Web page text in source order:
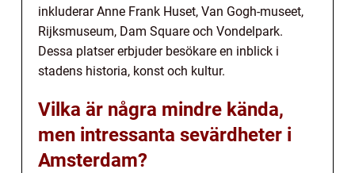
inkluderar Anne Frank Huset, Van Gogh-museet,
Rijksmuseum, Dam Square och Vondelpark.
Dessa platser erbjuder besökare en inblick i
stadens historia, konst och kultur.
Vilka är några mindre kända,
men intressanta sevärdheter i
Amsterdam?